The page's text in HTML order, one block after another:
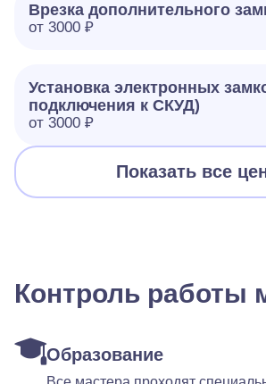
Врезка дополнительного
от 3000 ₽
Установка электронных
подключения к СКУД)
от 3000 ₽
Показать все
Контроль работы
Образование